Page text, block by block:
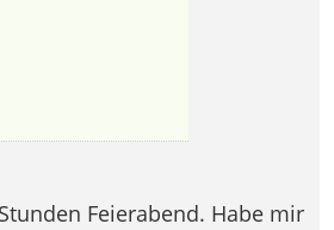
Feierabend. Habe mir